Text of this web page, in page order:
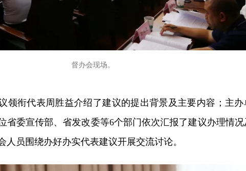
督办会现场。
领衔代表周胜益介绍了建议的提出背景及主要内容；主办
省委宣传部、省发改委等6个部门依次汇报了建议办理情况
人员围绕办好办实代表建议开展交流讨论。